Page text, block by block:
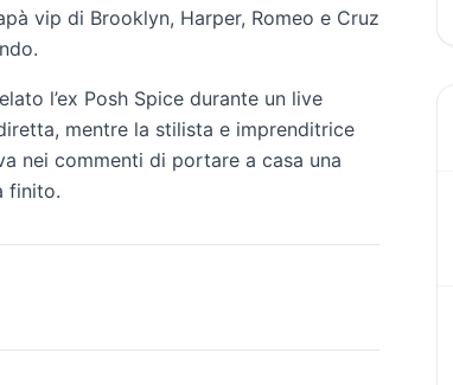
vip di Brooklyn, Harper, Romeo e Cruz
l’ex Posh Spice durante un live
mentre la stilista e imprenditrice
nei commenti di portare a casa una
finito.